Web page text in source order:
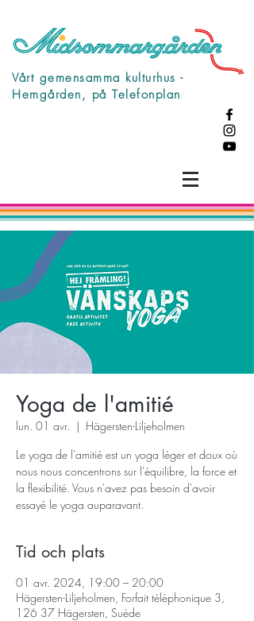
Vårt gemensamma kulturhus -
Hemgården, på Telefonplan
Yoga de l'amitié
lun. 01 avr.
  |
Hägersten-Liljeholmen
Le yoga de l'amitié est un yoga léger et doux où
nous nous concentrons sur l'équilibre, la force et
la flexibilité. Vous n'avez pas besoin d'avoir
essayé le yoga auparavant.
Tid och plats
01 avr. 2024, 19:00 – 20:00
Hägersten-Liljeholmen, Forfait téléphonique 3,
126 37 Hägersten, Suède